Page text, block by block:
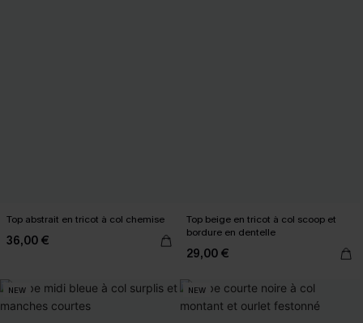
Top abstrait en tricot à col chemise
36,00 €
Top beige en tricot à col scoop et
bordure en dentelle
29,00 €
NEW NEW